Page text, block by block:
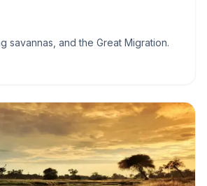
savannas, and the Great Migration.